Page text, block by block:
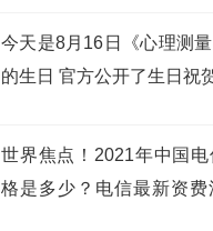
今天是8月16日《心理测
的生日 官方公开了生日祝
世界焦点！2021年中国
格是多少？电信最新资